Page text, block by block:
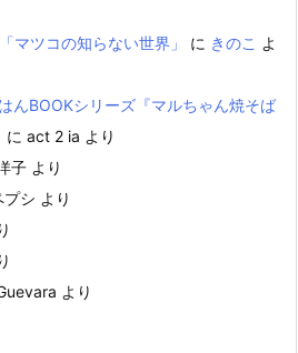
マツコの知らない世界」
に きのこ よ
んBOOKシリーズ『マルちゃん焼そば
に act 2 ia より
子 より
シ より
より